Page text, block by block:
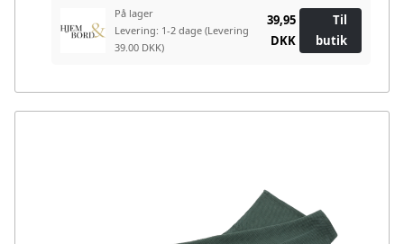
På lager
Levering: 1-2 dage (Levering
39.00 DKK)
39,95
DKK
Til
butik